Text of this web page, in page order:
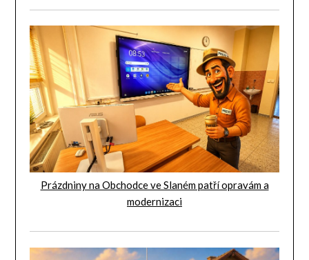
Prázdniny na Obchodce ve Slaném patří opravám a
modernizaci